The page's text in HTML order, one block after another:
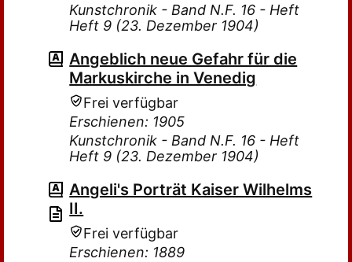
Kunstchronik - Band N.F. 16 - Heft
Heft 9 (23. Dezember 1904)
Angeblich neue Gefahr für die
Markuskirche in Venedig
Frei verfügbar
Erschienen: 1905
Kunstchronik - Band N.F. 16 - Heft
Heft 9 (23. Dezember 1904)
Angeli's Porträt Kaiser Wilhelms
II.
Frei verfügbar
Erschienen: 1889